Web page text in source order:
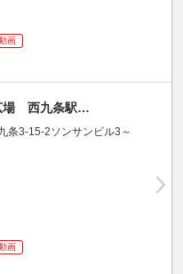
画
場 西九条駅…
条3-15-2ソンサンビル3～
画